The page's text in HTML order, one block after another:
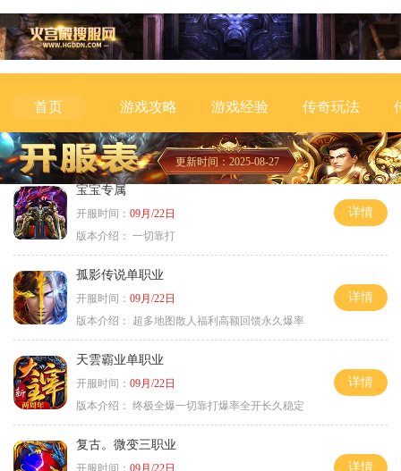
首页 游戏攻略 游戏经验 传奇玩法
更新时间：2025-08-27
宝宝专属
开服时间： 09月/22日
版本介绍： 一切靠打
详情
孤影传说单职业
开服时间： 09月/22日
版本介绍：
超多地图散人福利高额回馈永久爆率
详情
天雲霸业单职业
开服时间： 09月/22日
版本介绍： 终极全爆一切靠打爆率全开长久稳定
详情
复古。微变三职业
开服时间： 09月/22日
详情